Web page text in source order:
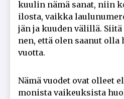
kuu­lin nämä sa­nat, niin
ilos­ta, vaik­ka
jän ja kuu­den vä­lil­lä.
nen, et­tä olen saa­nut ol­la
vuot­ta.
Nämä vuo­det ovat ol­leet
mo­nis­ta vai­keuk­sis­ta